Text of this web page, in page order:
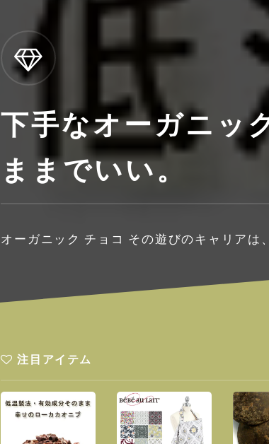
下手なオーガニッ
ままでいい。
オーガニック チョコ その遊びのキャリアは
注目アイテム